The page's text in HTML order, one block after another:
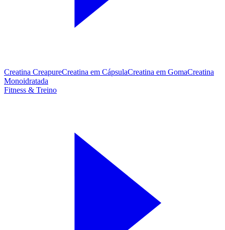
Creatina CreapureCreatina em CápsulaCreatina em GomaCreatina
Monoidratada
Fitness & Treino